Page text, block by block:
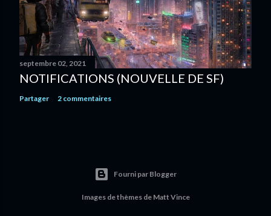
septembre 02, 2021
NOTIFICATIONS (NOUVELLE DE SF)
Partager 2 commentaires
Fourni par Blogger
Images de thèmes de Matt Vince